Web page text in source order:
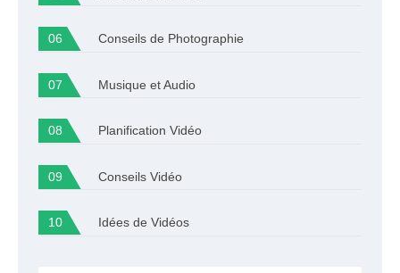
Conseils de Photographie
Musique et Audio
Planification Vidéo
Conseils Vidéo
Idées de Vidéos